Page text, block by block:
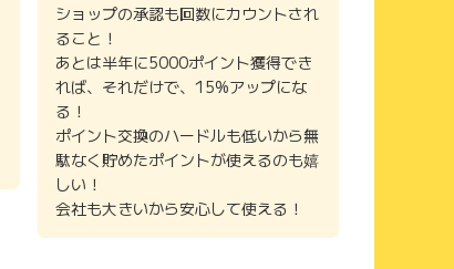
ショップの承認も回数にカウントされ
ること！
あとは半年に5000ポイント獲得でき
れば、それだけで、15%アップにな
る！
ポイント交換のハードルも低いから無
駄なく貯めたポイントが使えるのも嬉
しい！
会社も大きいから安心して使える！